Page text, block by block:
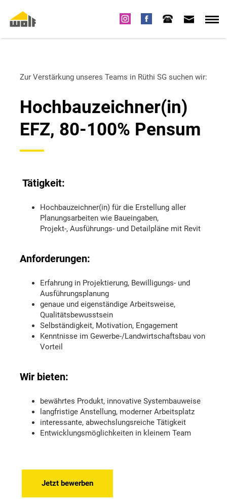
Zur Verstärkung unseres Teams in Rüthi SG suchen wir:
Hochbauzeichner(in)
EFZ, 80-100% Pensum
Tätigkeit:
Hochbauzeichner(in) für die Erstellung aller
Planungsarbeiten wie Baueingaben,
Projekt-, Ausführungs- und Detailpläne mit Revit
Anforderungen:
Erfahrung in Projektierung, Bewilligungs- und
Ausführungsplanung
genaue und eigenständige Arbeitsweise,
Qualitätsbewusstsein
Selbständigkeit, Motivation, Engagement
Kenntnisse im Gewerbe-/Landwirtschaftsbau von
Vorteil
Wir bieten:
bewährtes Produkt, innovative Systembauweise
langfristige Anstellung, moderner Arbeitsplatz
interessante, abwechslungsreiche Tätigkeit
Entwicklungsmöglichkeiten in kleinem Team
Jetzt bewerben